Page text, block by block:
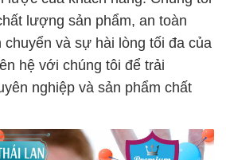
lượng sản phẩm, an toàn
chuyển và sự hài lòng tối đa của
hệ với chúng tôi để trải
nghiệp và sản phẩm chất